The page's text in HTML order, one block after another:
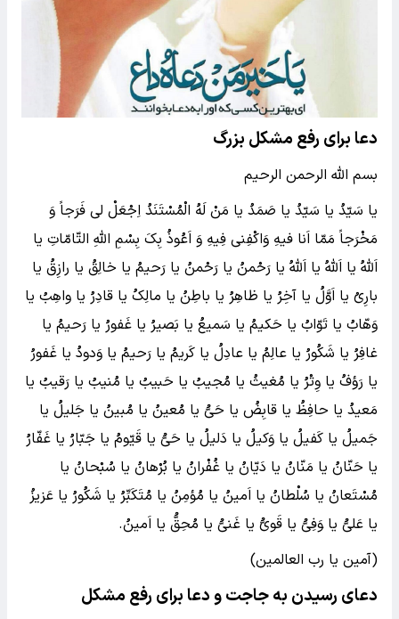
دعا برای رفع مشکل بزرگ
بسم الله الرحمن الرحیم
یا سَیّدُ یا سَیّدُ یا صَمَدُ یا مَنْ لَهُ الْمُسْتَنَدُ اِجْعَلْ لی فَرَجاً وَ
مَخْرَجاً مَمّا اَنا فیهِ وَاکْفِنی فِیهِ وَ اَعُوذُ بِکَ بِسْمِ اللهِ التّامّاتِ یا
اَللهُ یا اَللهُ یا اَللهُ یا رَحْمنُ یا رَحْمنُ یا رَحیمُ یا خالِقُ یا رازِقُ یا
بارِیُ یا اَوَّلُ یا آخِرُ یا ظاهِرُ یا باطِنُ یا مالِکُ یا قادِرُ یا واهِبُ یا
وَهّابُ یا تَوّابُ یا حَکیمُ یا سَمیعُ یا بَصیرُ یا غَفورُ یا رَحیمُ یا
غافِرُ یا شَکُورُ یا عالِمُ یا عادِلُ یا کَریمُ یا رَحیمُ یا وَدودُ یا غَفورُ
یا رَؤفُ یا وِتْرُ یا مُغیثُ یا مُجیبُ یا حَبیبُ یا مُنیبُ یا رَقیبُ یا
مَعیدُ یا حافِظُ یا قابِضُ یا حَیُّ یا مُعینُ یا مُبینُ یا جَلیلُ یا
جَمیلُ یا کَفیلُ یا وَکیلُ یا دَلیلُ یا حَیُّ یا قَیّومُ یا جَبّارُ یا غَفّارُ
یا حَنّانُ یا مَنّانُ یا دَیّانُ یا غُفْرانُ یا بُرْهانُ یا سُبْحانُ یا
مُسْتَعانُ یا سُلْطانُ یا اَمینُ یا مُؤمِنُ یا مُتَکَبّ‍ِرُ یا شَکُورُ یا عَزیزُ
یا عَلیُّ یا ‍وَفِیُّ یا قَویُّ یا غَنیُّ یا مُحِقُّ یا اَمینُ.
(آمین یا رب العالمین)
دعای رسیدن به جاجت و دعا برای رفع مشکل